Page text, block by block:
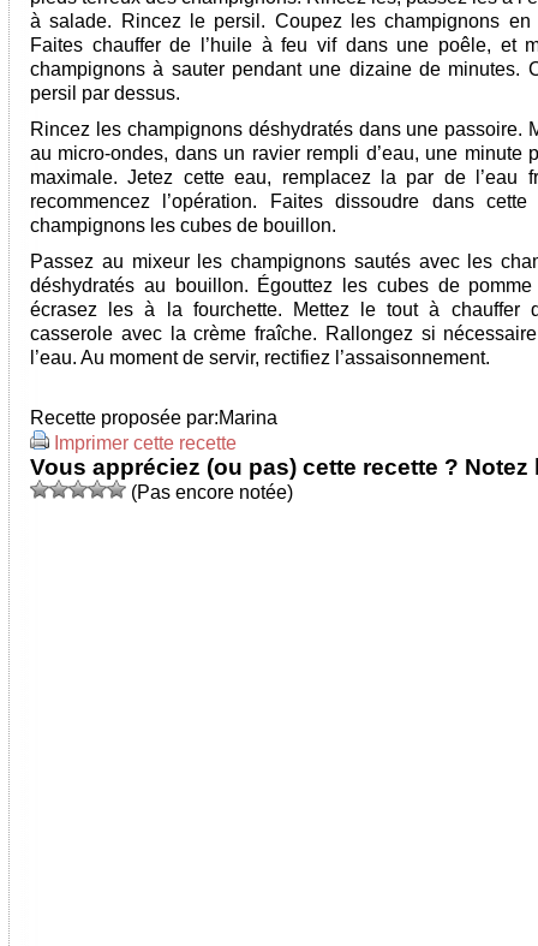
à salade. Rincez le persil. Coupez les champignons en
Faites chauffer de l’huile à feu vif dans une poêle, et
champignons à sauter pendant une dizaine de minutes.
persil par dessus.
Rincez les champignons déshydratés dans une passoire.
au micro-ondes, dans un ravier rempli d’eau, une minute
maximale. Jetez cette eau, remplacez la par de l’eau
recommencez l’opération. Faites dissoudre dans
champignons les cubes de bouillon.
Passez au mixeur les champignons sautés avec les
déshydratés au bouillon. Égouttez les cubes de
écrasez les à la fourchette. Mettez le tout à chauffer
casserole avec la crème fraîche. Rallongez si
l’eau. Au moment de servir, rectifiez l’assaisonnement.
Recette proposée par:Marina
Imprimer cette recette
Vous appréciez (ou pas) cette recette ? Notez
(Pas encore notée)